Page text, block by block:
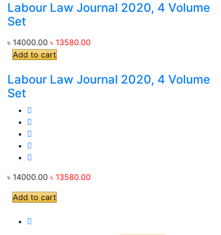
Labour Law Journal 2020, 4 Volume
Set
৳ 14000.00 ৳ 13580.00
Add to cart
Labour Law Journal 2020, 4 Volume
Set
৳ 14000.00 ৳ 13580.00
Add to cart